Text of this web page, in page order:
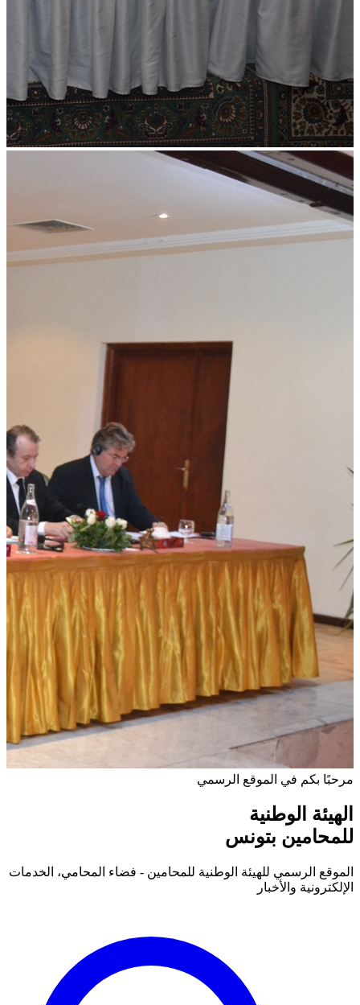
مرحبًا بكم في الموقع الرسمي
الهيئة الوطنية
للمحامين بتونس
الموقع الرسمي للهيئة الوطنية للمحامين - فضاء المحامي، الخدمات
الإلكترونية والأخبار